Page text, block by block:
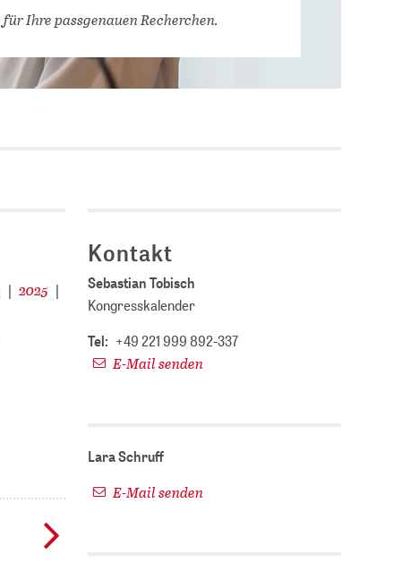
Abschlussarbeiten bei
Ihre passgenauen Recherchen.
| 2025 |
Kontakt
Sebastian Tobisch
Kongresskalender
Tel: +49 221 999 892-337
E-Mail senden
Lara Schruff
E-Mail senden